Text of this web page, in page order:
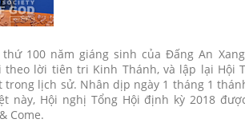
100 năm giáng sinh của Đấng An
theo lời tiên tri Kinh Thánh, và lập lại Hội
lịch sử. Nhân dịp ngày 1 tháng 1
này, Hội nghị Tổng Hội định kỳ 2018
Come.